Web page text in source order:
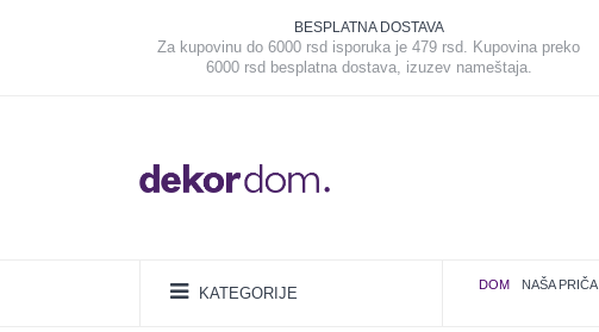
BESPLATNA DOSTAVA
Za kupovinu do 6000 rsd isporuka je 479 rsd. Kupovina preko
6000 rsd besplatna dostava, izuzev nameštaja.
KATEGORIJE DOM NAŠA PRIČA